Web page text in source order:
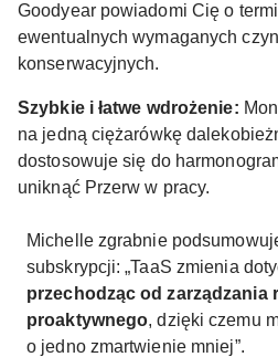
Goodyear powiadomi Cię o
ewentualnych wymaganych
konserwacyjnych.
Szybkie i łatwe wdrożenie:
na jedną ciężarówkę
dostosowuje się do
uniknąć Przerw w pracy.
Michelle zgrabnie
subskrypcji: „TaaS zmienia
przechodząc od zarządzania
proaktywnego, dzięki czemu
o jedno zmartwienie mniej”.